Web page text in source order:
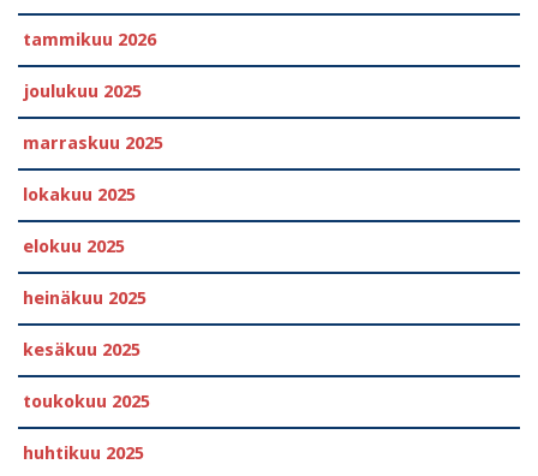
tammikuu 2026
joulukuu 2025
marraskuu 2025
lokakuu 2025
elokuu 2025
heinäkuu 2025
kesäkuu 2025
toukokuu 2025
huhtikuu 2025